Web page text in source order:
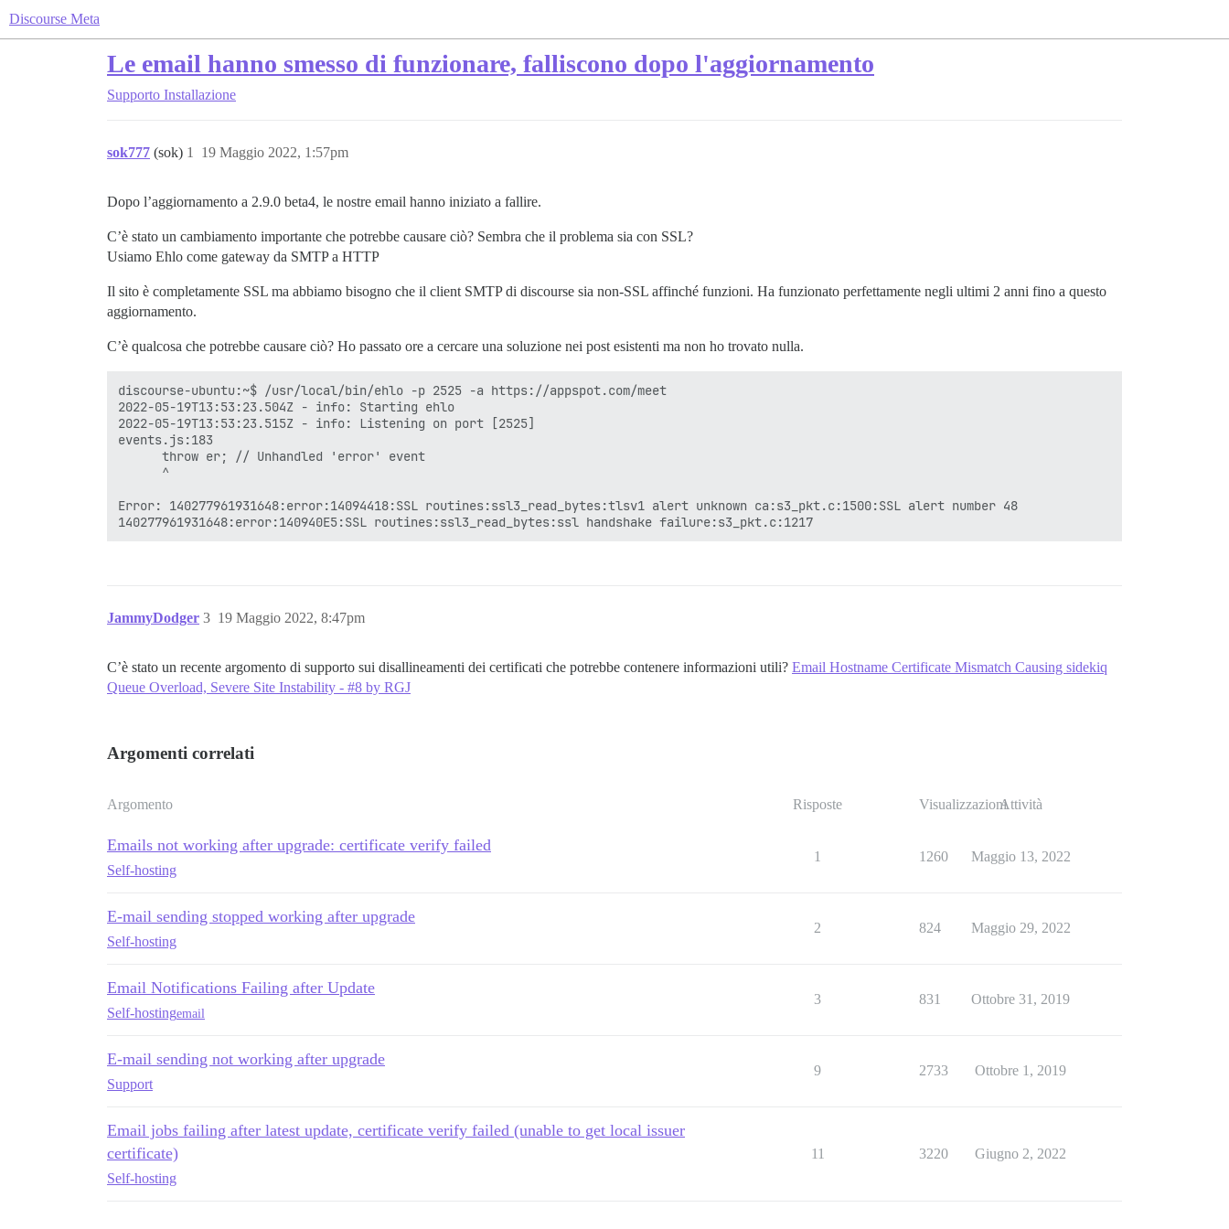
Discourse Meta
Le email hanno smesso di funzionare, falliscono dopo l'aggiornamento
Supporto Installazione
sok777 (sok) 19 Maggio 2022, 1:57pm
1
Dopo l’aggiornamento a 2.9.0 beta4, le nostre email hanno iniziato a fallire.
C’è stato un cambiamento importante che potrebbe causare ciò? Sembra che il problema sia con SSL?
Usiamo Ehlo come gateway da SMTP a HTTP
Il sito è completamente SSL ma abbiamo bisogno che il client SMTP di discourse sia non-SSL affinché funzioni. Ha funzionato perfettamente negli ultimi 2 anni fino a questo
aggiornamento.
C’è qualcosa che potrebbe causare ciò? Ho passato ore a cercare una soluzione nei post esistenti ma non ho trovato nulla.
discourse-ubuntu:~$ /usr/local/bin/ehlo -p 2525 -a https://appspot.com/meet
2022-05-19T13:53:23.504Z - info: Starting ehlo
2022-05-19T13:53:23.515Z - info: Listening on port [2525]
events.js:183
      throw er; // Unhandled 'error' event
      ^
Error: 140277961931648:error:14094418:SSL routines:ssl3_read_bytes:tlsv1 alert unknown ca:s3_pkt.c:1500:SSL alert number 48
JammyDodger 19 Maggio 2022, 8:47pm
3
C’è stato un recente argomento di supporto sui disallineamenti dei certificati che potrebbe contenere informazioni utili? Email Hostname Certificate Mismatch Causing sidekiq
Queue Overload, Severe Site Instability - #8 by RGJ
Argomenti correlati
Argomento Risposte VisualizzazioniAttività
Emails not working after upgrade: certificate verify failed
Self-hosting
1 1260 Maggio 13, 2022
E-mail sending stopped working after upgrade
Self-hosting
2 824 Maggio 29, 2022
Email Notifications Failing after Update
Self-hostingemail
3 831 Ottobre 31, 2019
E-mail sending not working after upgrade
Support
9 2733 Ottobre 1, 2019
Email jobs failing after latest update, certificate verify failed (unable to get local issuer
certificate)
Self-hosting
11 3220 Giugno 2, 2022